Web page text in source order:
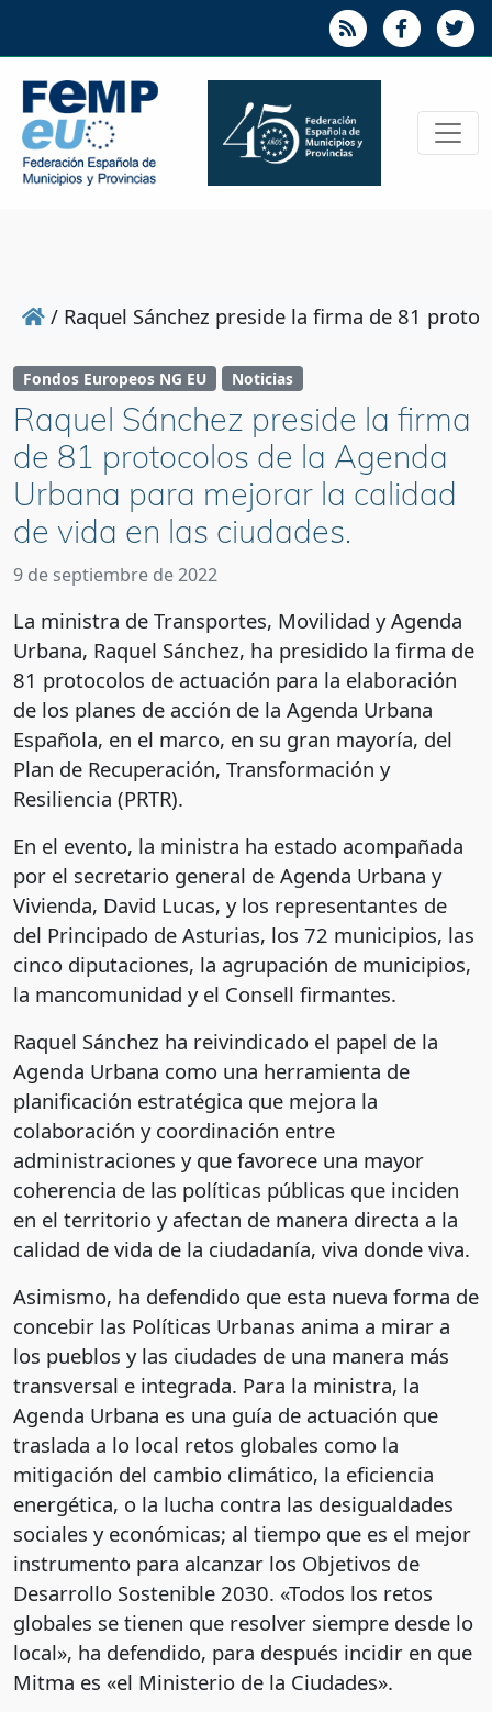
/ Raquel Sánchez preside la firma de 81
Fondos Europeos NG EU Noticias
Raquel Sánchez preside la firma
de 81 protocolos de la Agenda
Urbana para mejorar la calidad
de vida en las ciudades.
9 de septiembre de 2022
La ministra de Transportes, Movilidad y Agenda
Urbana, Raquel Sánchez, ha presidido la firma de
81 protocolos de actuación para la elaboración
de los planes de acción de la Agenda Urbana
Española, en el marco, en su gran mayoría, del
Plan de Recuperación, Transformación y
Resiliencia (PRTR).
En el evento, la ministra ha estado acompañada
por el secretario general de Agenda Urbana y
Vivienda, David Lucas, y los representantes de
del Principado de Asturias, los 72 municipios, las
cinco diputaciones, la agrupación de municipios,
la mancomunidad y el Consell firmantes.
Raquel Sánchez ha reivindicado el papel de la
Agenda Urbana como una herramienta de
planificación estratégica que mejora la
colaboración y coordinación entre
administraciones y que favorece una mayor
coherencia de las políticas públicas que inciden
en el territorio y afectan de manera directa a la
calidad de vida de la ciudadanía, viva donde viva.
Asimismo, ha defendido que esta nueva forma de
concebir las Políticas Urbanas anima a mirar a
los pueblos y las ciudades de una manera más
transversal e integrada. Para la ministra, la
Agenda Urbana es una guía de actuación que
traslada a lo local retos globales como la
mitigación del cambio climático, la eficiencia
energética, o la lucha contra las desigualdades
sociales y económicas; al tiempo que es el mejor
instrumento para alcanzar los Objetivos de
Desarrollo Sostenible 2030. «Todos los retos
globales se tienen que resolver siempre desde lo
local», ha defendido, para después incidir en que
Mitma es «el Ministerio de la Ciudades».